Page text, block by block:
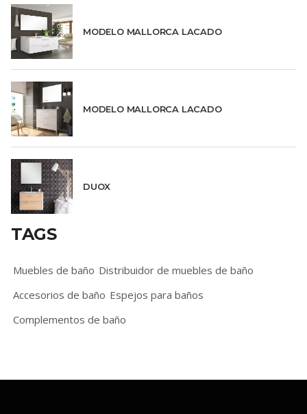
MODELO MALLORCA LACADO
MODELO MALLORCA LACADO
DUOX
TAGS
Muebles de baño Distribuidor de muebles de baño
Accesorios de baño Espejos para baños
Complementos de baño